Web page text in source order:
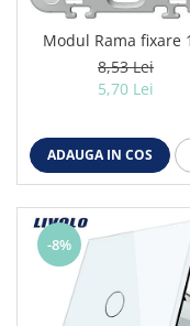
Iluminat arhitectural
Lampadare
Becuri LED Decor
Lampi de birou
Profil aluminiu
Tub LED
Becuri LED Smart
Becuri LED
Becuri LED cu filament
8,53 Lei
5,70 Lei
ADAUGA IN COS
-8%